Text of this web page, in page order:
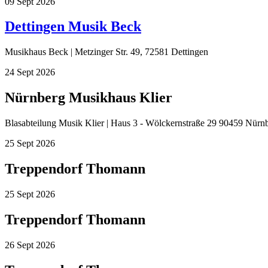
Dettingen Musik Beck
Musikhaus Beck | Metzinger Str. 49, 72581 Dettingen
24 Sept 2026
Nürnberg Musikhaus Klier
Blasabteilung Musik Klier | Haus 3 - Wölckernstraße 29 90459
25 Sept 2026
Treppendorf Thomann
25 Sept 2026
Treppendorf Thomann
26 Sept 2026